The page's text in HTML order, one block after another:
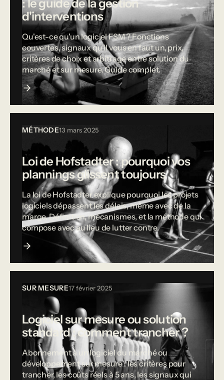
: le guide de la gestion
d'interventions
Qu'est-ce qu'un logiciel FSM ? Fonctions
couvertes, signaux qu'il vous en faut un, prix,
critères de choix et arbitrage entre solution du
marché et sur mesure. Guide complet.
MÉTHODE13 mars 2025
Loi de Hofstadter : pourquoi vos
plannings glissent toujours
La loi de Hofstadter explique pourquoi les projets
logiciels dépassent les délais, même avec de la
marge. Définition, mécanismes, et la méthode qui
compose avec au lieu de lutter contre.
SUR MESURE17 février 2025
Logiciel sur mesure ou solution
standard : comment trancher ?
Abonnement à un logiciel du marché ou
développement sur mesure : les critères pour
trancher, les coûts réels à 5 ans, les signaux qui